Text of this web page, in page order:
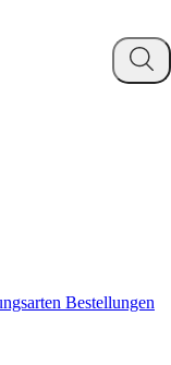
Bestellungen